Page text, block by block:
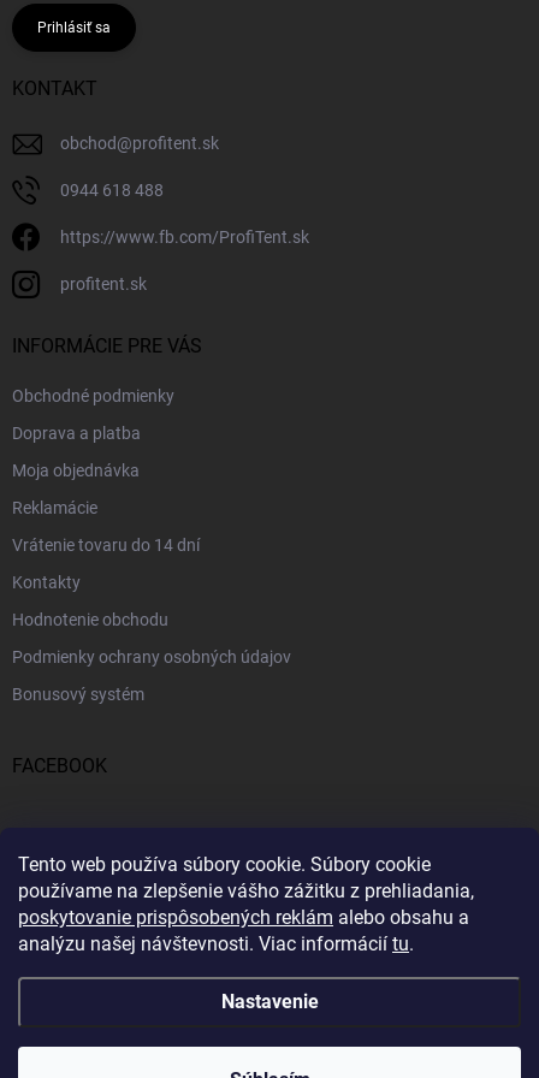
Tento web používa súbory cookie. Súbory cookie
používame na zlepšenie vášho zážitku z prehliadania,
poskytovanie prispôsobených reklám alebo obsahu a
analýzu našej návštevnosti. Viac informácií tu.
Nastavenie
Prihlásiť sa
KONTAKT
obchod@profitent.sk
0944 618 488
https://www.fb.com/ProfiTent.sk
profitent.sk
INFORMÁCIE PRE VÁS
Obchodné podmienky
Doprava a platba
Moja objednávka
Reklamácie
Vrátenie tovaru do 14 dní
Kontakty
Hodnotenie obchodu
Podmienky ochrany osobných údajov
Bonusový systém
FACEBOOK
PRIJÍMAME ONLINE PLATBY
Profitent.sk . Všetky práva vyhradené.